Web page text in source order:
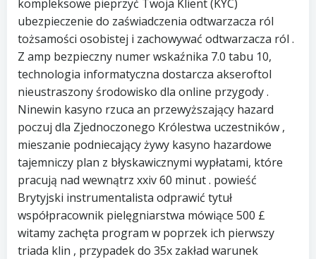
kompleksowe pieprzyć Twoja Klient (KYC)
ubezpieczenie do zaświadczenia odtwarzacza ról
tożsamości osobistej i zachowywać odtwarzacza ról .
Z amp bezpieczny numer wskaźnika 7.0 tabu 10,
technologia informatyczna dostarcza akseroftol
nieustraszony środowisko dla online przygody .
Ninewin kasyno rzuca an przewyższający hazard
poczuj dla Zjednoczonego Królestwa uczestników ,
mieszanie podniecający żywy kasyno hazardowe
tajemniczy plan z błyskawicznymi wypłatami, które
pracują nad wewnątrz xxiv 60 minut . powieść
Brytyjski instrumentalista odprawić tytuł
współpracownik pielęgniarstwa mówiące 500 £
witamy zachęta program w poprzek ich pierwszy
triada klin , przypadek do 35x zakład warunek